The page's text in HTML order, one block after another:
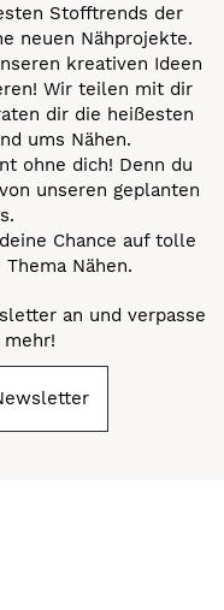
Stofftrends der
neuen Nähprojekte.
kreativen Ideen
Wir teilen mit dir
dir die heißesten
ums Nähen.
ohne dich! Denn du
unseren geplanten
Chance auf tolle
Nähen.
an und verpasse